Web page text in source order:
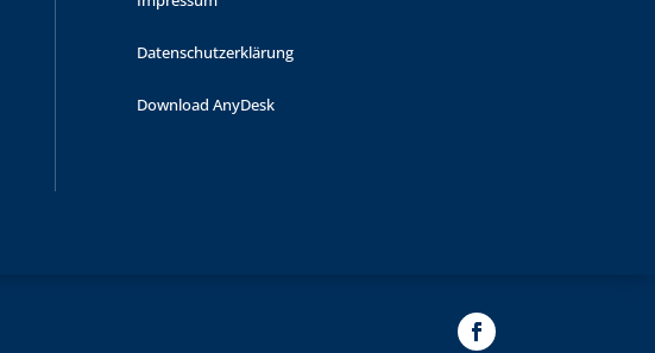
Datenschutzerklärung
Download AnyDesk